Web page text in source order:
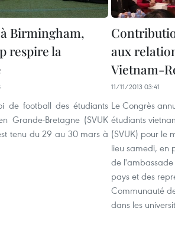
Birmingham,
respire la
de football des étudiants
Grande-Bretagne (SVUK
tenu du 29 au 30 mars à
aux
Vietnam-
11/11/2013 03:41
Le Congrès
étudiants
(SVUK) pour le
lieu samedi, en
de
pays et des
Communauté
dans les